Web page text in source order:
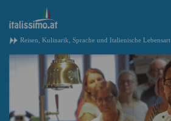
Reisen, Kulinarik, Sprache und Italienische Lebensart